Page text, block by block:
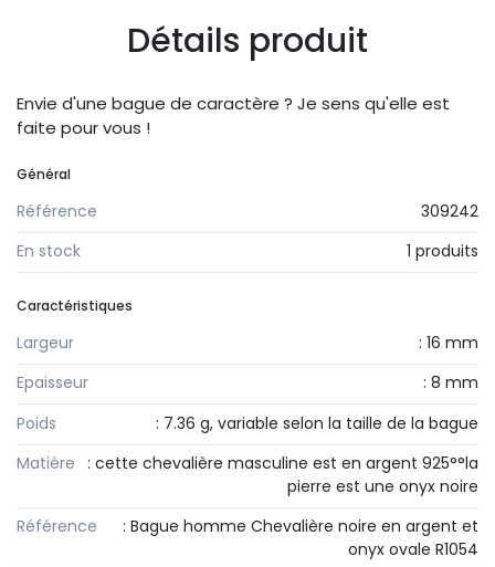
Détails produit
Envie d'une bague de caractère ? Je sens qu'elle est
faite pour vous !
Général
Référence
309242
En stock
1 produits
Caractéristiques
Largeur
: 16 mm
Epaisseur
: 8 mm
Poids
: 7.36 g, variable selon la taille de la bague
Matière : cette chevalière masculine est en argent 925°°la
pierre est une onyx noire
Référence
: Bague homme Chevalière noire en argent et
onyx ovale R1054